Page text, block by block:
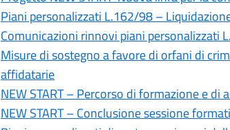
Piani personalizzati L.162/98 –
Comunicazioni rinnovi piani
Misure di sostegno a favore di orfani di
affidatarie
NEW START – Percorso di formazione e
NEW START – Conclusione sessione